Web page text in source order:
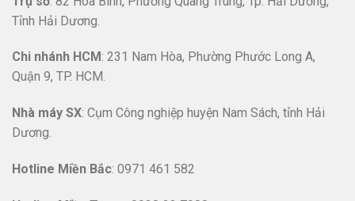
Tỉnh Hải Dương.
Chi nhánh HCM: 231 Nam Hòa, Phường Phước Long A,
Quận 9, TP. HCM.
Nhà máy SX: Cụm Công nghiệp huyện Nam Sách, tỉnh Hải
Dương.
Hotline Miền Bắc: 0971 461 582